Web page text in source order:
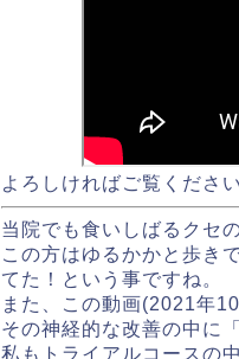
よろしければご覧くださ
当院でも食いしばるクセ
この方はゆるかかと歩き
てた！という事ですね。
また、この動画(2021年
その神経的な改善の中に
私もトライアルコースの